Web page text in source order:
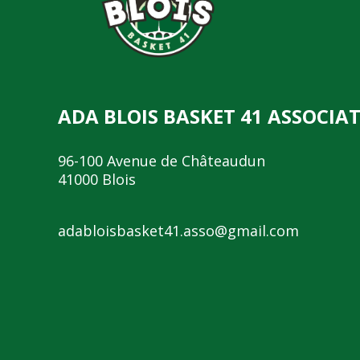
ADA BLOIS BASKET 41
96-100 Avenue de Châteaudun
41000 Blois
adabloisbasket41.asso@gmail.com